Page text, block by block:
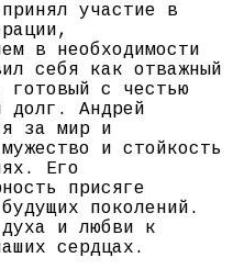
участие в
в необходимости
себя как отважный
готовый с честью
долг. Андрей
за мир и
и стойкость
Его
присяге
поколений.
и любви к
сердцах.